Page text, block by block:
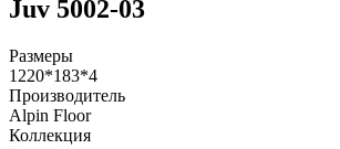
Juv 5002-03
Размеры
1220*183*4
Производитель
Alpin Floor
Коллекция